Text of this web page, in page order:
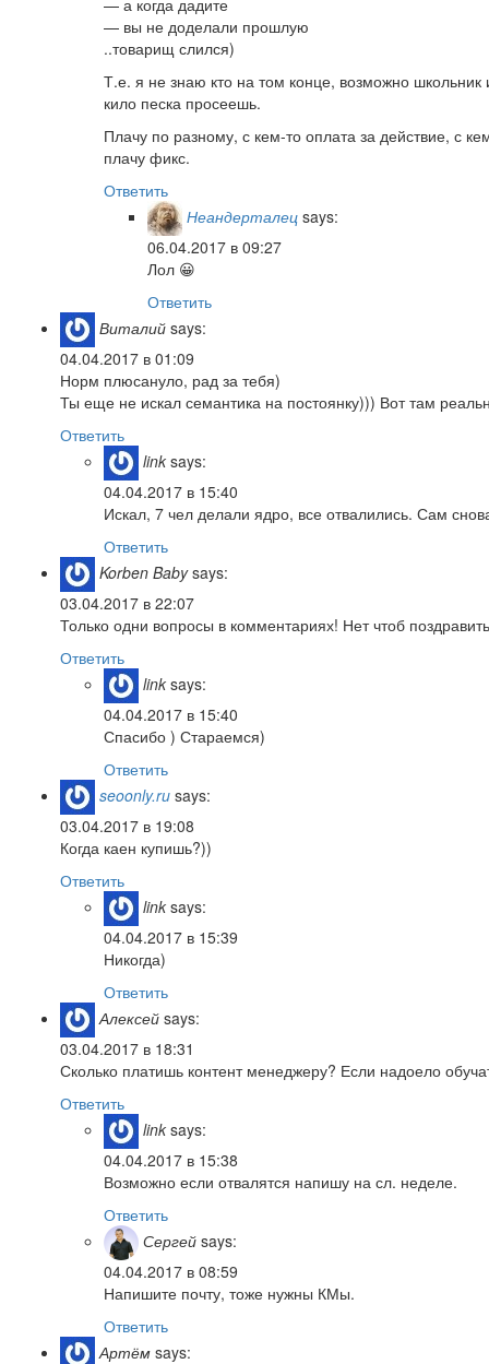
— а когда дадите
— вы не доделали прошлую
..товарищ слился)
Т.е. я не знаю кто на том конце, возможно школьник
кило песка просеешь.
Плачу по разному, с кем-то оплата за действие, с
плачу фикс.
Ответить
Неандерталец says:
06.04.2017 в 09:27
Лол 😀
Ответить
Виталий says:
04.04.2017 в 01:09
Норм плюсануло, рад за тебя)
Ты еще не искал семантика на постоянку))) Вот там
Ответить
link says:
04.04.2017 в 15:40
Искал, 7 чел делали ядро, все отвалились. Сам
Ответить
Korben Baby says:
03.04.2017 в 22:07
Только одни вопросы в комментариях! Нет чтоб
Ответить
link says:
04.04.2017 в 15:40
Спасибо ) Стараемся)
Ответить
seoonly.ru says:
03.04.2017 в 19:08
Когда каен купишь?))
Ответить
link says:
04.04.2017 в 15:39
Никогда)
Ответить
Алексей says:
03.04.2017 в 18:31
Сколько платишь контент менеджеру? Если надоело
Ответить
link says:
04.04.2017 в 15:38
Возможно если отвалятся напишу на сл. неделе.
Ответить
Сергей says:
04.04.2017 в 08:59
Напишите почту, тоже нужны КМы.
Ответить
Артём says: